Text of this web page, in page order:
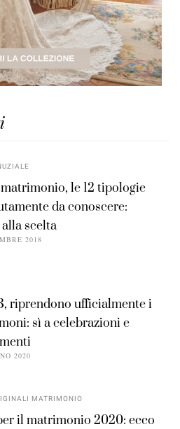
le 12 tipologie
da conoscere:
scelta
2018
riprendono ufficialmente i
sì a celebrazioni e
2020
MATRIMONIO
il matrimonio 2020: ecco